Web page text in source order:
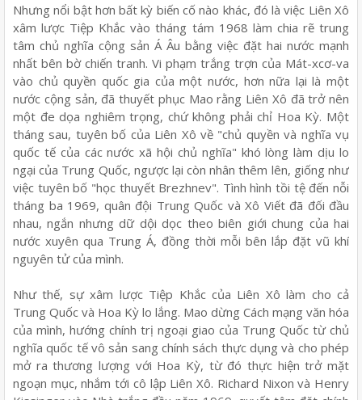
Nhưng nổi bật hơn bất kỳ biến cố nào khác, đó là việc Liên Xô
xâm lược Tiệp Khắc vào tháng tám 1968 làm chia rẽ trung
tâm chủ nghĩa cộng sản Á Âu bằng việc đặt hai nước mạnh
nhất bên bờ chiến tranh. Vi phạm trắng trợn của Mát-xcơ-va
vào chủ quyền quốc gia của một nước, hơn nữa lại là một
nước cộng sản, đã thuyết phục Mao rằng Liên Xô đã trở nên
một đe dọa nghiêm trọng, chứ không phải chỉ Hoa Kỳ. Một
tháng sau, tuyên bố của Liên Xô về "chủ quyền và nghĩa vụ
quốc tế của các nước xã hội chủ nghĩa" khó lòng làm dịu lo
ngại của Trung Quốc, ngược lại còn nhân thêm lên, giống như
việc tuyên bố "học thuyết Brezhnev". Tình hình tồi tệ đến nỗi
tháng ba 1969, quân đội Trung Quốc và Xô Viết đã đối đầu
nhau, ngắn nhưng dữ dội dọc theo biên giới chung của hai
nước xuyên qua Trung Á, đồng thời mỗi bên lắp đặt vũ khí
nguyên tử của mình.
Như thế, sự xâm lược Tiệp Khắc của Liên Xô làm cho cả
Trung Quốc và Hoa Kỳ lo lắng. Mao dừng Cách mạng văn hóa
của mình, hướng chính trị ngoại giao của Trung Quốc từ chủ
nghĩa quốc tế vô sản sang chính sách thực dụng và cho phép
mở ra thương lượng với Hoa Kỳ, từ đó thực hiện trở mặt
ngoạn mục, nhắm tới cô lập Liên Xô. Richard Nixon và Henry